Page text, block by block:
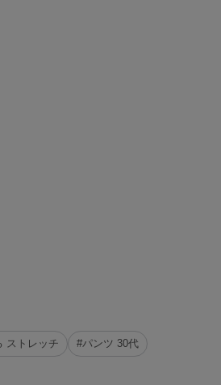
ストレッチ #パンツ 30代